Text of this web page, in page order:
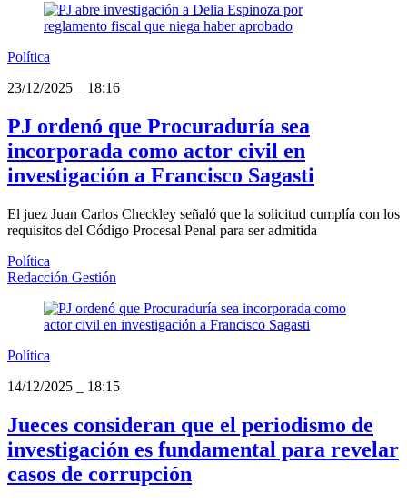
Política
23/12/2025
18:16
PJ ordenó que Procuraduría sea
incorporada como actor civil en
investigación a Francisco Sagasti
El juez Juan Carlos Checkley señaló que la solicitud cumplía con los
requisitos del Código Procesal Penal para ser admitida
Política
Redacción Gestión
Política
14/12/2025
18:15
Jueces consideran que el periodismo de
investigación es fundamental para revelar
casos de corrupción